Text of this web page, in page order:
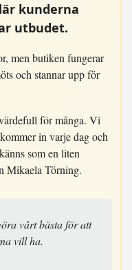
kunderna
utbudet.
men butiken fungerar
och stannar upp för
för många. Vi
in varje dag och
som en liten
Mikaela Törning.
vårt bästa för att
vill ha.